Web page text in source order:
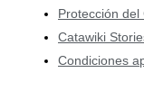
Protección
Catawiki
Condiciones